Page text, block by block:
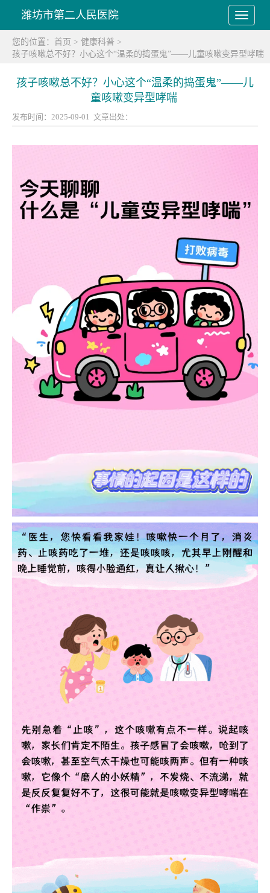
潍坊市第二人民医院
您的位置： 首页 > 健康科普 >
孩子咳嗽总不好？小心这个“温柔的捣蛋鬼”——儿童咳嗽变异型哮喘 ​
孩子咳嗽总不好？小心这个“温柔的捣蛋鬼”——儿
童咳嗽变异型哮喘 ​
发布时间：2025-09-01 文章出处：